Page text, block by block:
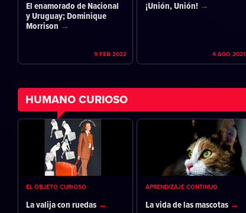
El enamorado de Nacional
y Uruguay; Dominique
Morrison
9 FEB 2022
¡Unión, Unión!
4 AGO 2021
HUMANO CURIOSO
EL OBJETO CURIOSO
La valija con ruedas
APRENDIZAJE CONTINUO
La vida de las mascotas